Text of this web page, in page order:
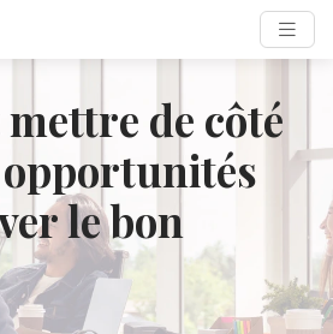
de côté
le bon